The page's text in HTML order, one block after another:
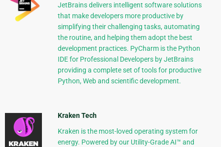
JetBrains delivers intelligent software solutions
that make developers more productive by
simplifying their challenging tasks, automating
the routine, and helping them adopt the best
development practices. PyCharm is the Python
IDE for Professional Developers by JetBrains
providing a complete set of tools for productive
Python, Web and scientific development.
Kraken Tech
Kraken is the most-loved operating system for
energy. Powered by our Utility-Grade AI™ and